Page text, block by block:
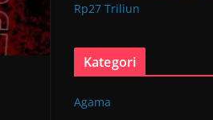
Rp27 Triliun
Kategori
Agama